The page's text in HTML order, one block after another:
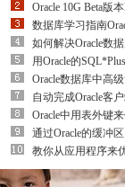
Oracle 10G Beta版
数据库学习指南
如何解决Oracle数
用Oracle的
Oracle数据库中高
自动完成Oracle客
Oracle中用表外键
通过Oracle的缓冲
教你从应用程序来